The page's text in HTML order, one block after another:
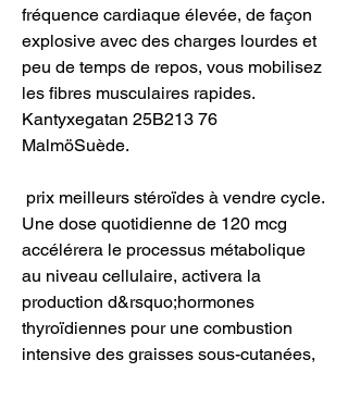
fréquence cardiaque élevée, de façon
explosive avec des charges lourdes et
peu de temps de repos, vous mobilisez
les fibres musculaires rapides.
Kantyxegatan 25B213 76
MalmöSuède.
prix meilleurs stéroïdes à vendre cycle.
Une dose quotidienne de 120 mcg
accélérera le processus métabolique
au niveau cellulaire, activera la
production d&rsquo;hormones
thyroïdiennes pour une combustion
intensive des graisses sous-cutanées,